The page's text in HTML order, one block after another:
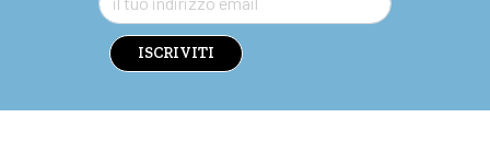
ISCRIVITI